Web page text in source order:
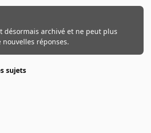
désormais archivé et ne peut plus
nouvelles réponses.
sujets